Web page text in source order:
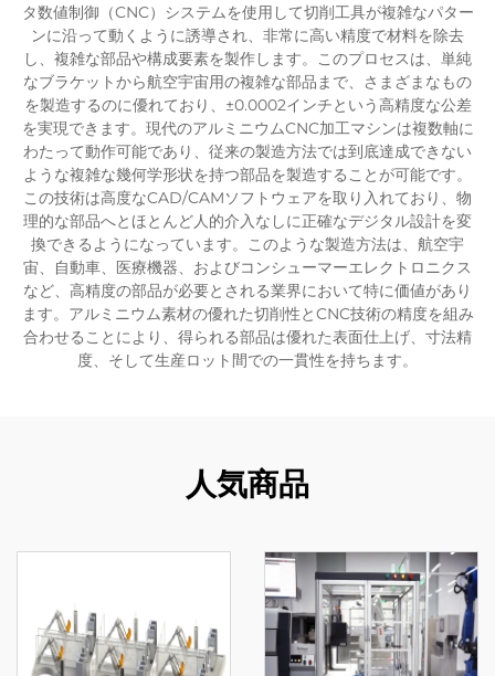
タ数値制御（CNC）システムを使用して切削工具が複雑なパター
ンに沿って動くように誘導され、非常に高い精度で材料を除去
し、複雑な部品や構成要素を製作します。このプロセスは、単純
なブラケットから航空宇宙用の複雑な部品まで、さまざまなもの
を製造するのに優れており、±0.0002インチという高精度な公差
を実現できます。現代のアルミニウムCNC加工マシンは複数軸に
わたって動作可能であり、従来の製造方法では到底達成できない
ような複雑な幾何学形状を持つ部品を製造することが可能です。
この技術は高度なCAD/CAMソフトウェアを取り入れており、物
理的な部品へとほとんど人的介入なしに正確なデジタル設計を変
換できるようになっています。このような製造方法は、航空宇
宙、自動車、医療機器、およびコンシューマーエレクトロニクス
など、高精度の部品が必要とされる業界において特に価値があり
ます。アルミニウム素材の優れた切削性とCNC技術の精度を組み
合わせることにより、得られる部品は優れた表面仕上げ、寸法精
度、そして生産ロット間での一貫性を持ちます。
人気商品